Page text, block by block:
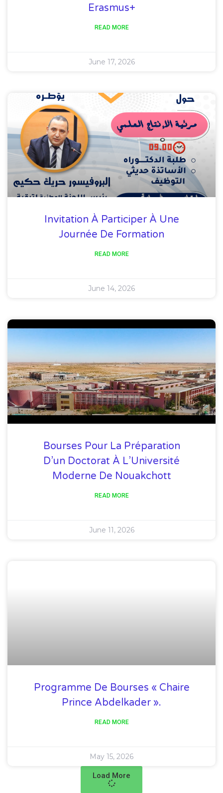
Erasmus+
READ MORE
June 17, 2026
Invitation À Participer À Une
Journée De Formation
READ MORE
June 14, 2026
Bourses Pour La Préparation
D’un Doctorat À L’Université
Moderne De Nouakchott
READ MORE
June 11, 2026
Programme De Bourses « Chaire
Prince Abdelkader ».
READ MORE
May 15, 2026
Load More